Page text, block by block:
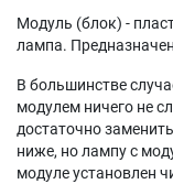
HLS4265WX/XAC
Samsung
HLS4266W
Samsung
HLS4266WX/XAA
Samsung
HLS4666W
Модуль (блок) -
лампа.
В большинстве
модулем ничего не
достаточно
ниже, но лампу с
модуле установлен